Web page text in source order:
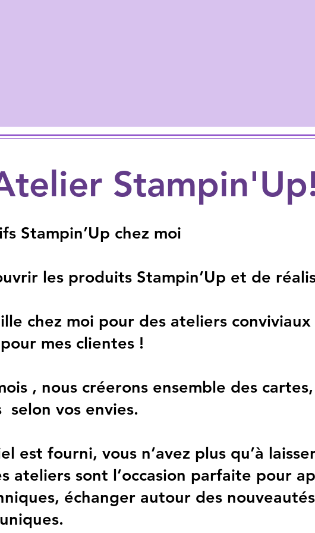
Stampin’Up chez moi
les produits Stampin’Up et de
chez moi pour des ateliers
mes clientes !
, nous créerons ensemble des
vos envies.
est fourni, vous n’avez plus qu’à
ateliers sont l’occasion parfaite pour
échanger autour des